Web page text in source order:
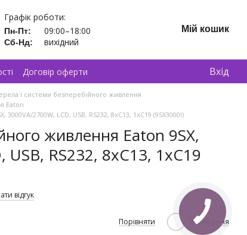
Графік роботи:
Пн-Пт: 09:00–18:00
Сб-Нд: вихідний
Мій кошик
Договір оферти
Вхід
і системи безперебійного живлення
Eaton
2700W, LCD, USB, RS232, 8xC13, 1xC19 (9SX3000I)
живлення Eaton 9SX,
USB, RS232, 8xC13, 1xC19
відгук
Порівняти В бажання